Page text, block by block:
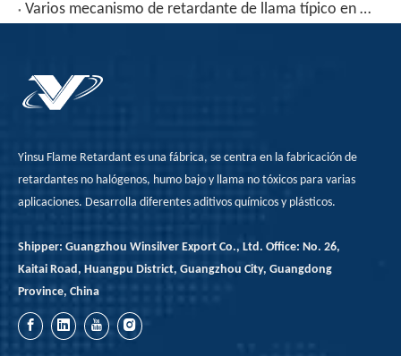
Varios mecanismo de retardante de llama típico en el retardante de la llama
Yinsu Flame Retardant es una fábrica, se centra en la fabricación de
retardantes no halógenos, humo bajo y llama no tóxicos para varias
aplicaciones. Desarrolla diferentes aditivos químicos y plásticos.
Shipper: Guangzhou Winsilver Export Co., Ltd. Office: No. 26,
Kaitai Road, Huangpu District, Guangzhou City, Guangdong
Province, China